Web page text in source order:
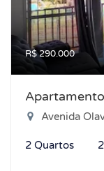
R$ 290.000
Avenida Olavo
2 Quartos